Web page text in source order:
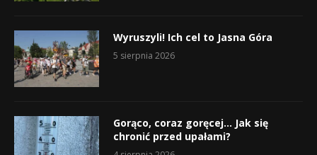
Wyruszyli! Ich cel to Jasna Góra
5 sierpnia 2026
Gorąco, coraz goręcej… Jak się
chronić przed upałami?